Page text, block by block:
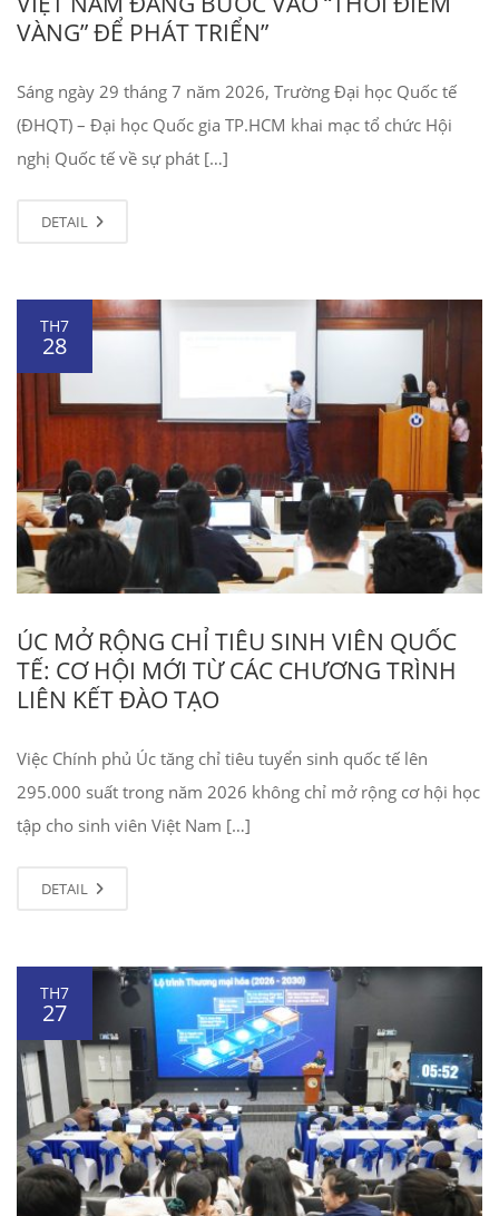
VÀNG” ĐỂ PHÁT TRIỂN”
Sáng ngày 29 tháng 7 năm 2026, Trường Đại học Quốc tế
(ĐHQT) – Đại học Quốc gia TP.HCM khai mạc tổ chức Hội
nghị Quốc tế về sự phát […]
DETAIL
TH7
28
ÚC MỞ RỘNG CHỈ TIÊU SINH VIÊN QUỐC
TẾ: CƠ HỘI MỚI TỪ CÁC CHƯƠNG TRÌNH
LIÊN KẾT ĐÀO TẠO
Việc Chính phủ Úc tăng chỉ tiêu tuyển sinh quốc tế lên
295.000 suất trong năm 2026 không chỉ mở rộng cơ hội học
tập cho sinh viên Việt Nam […]
DETAIL
TH7
27